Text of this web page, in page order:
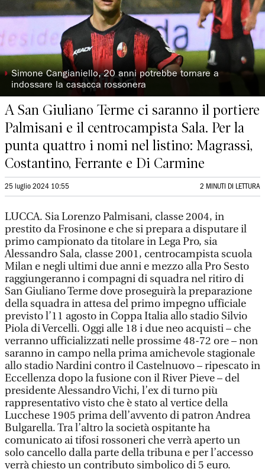
◗Simone Cangianiello, 20 anni potrebbe tornare a
indossare la casacca rossonera
A San Giuliano Terme ci saranno il portiere
Palmisani e il centrocampista Sala. Per la
punta quattro i nomi nel listino: Magrassi,
Costantino, Ferrante e Di Carmine
25 luglio 2024 10:55 2 MINUTI DI LETTURA
LUCCA. Sia Lorenzo Palmisani, classe 2004, in
prestito da Frosinone e che si prepara a disputare il
primo campionato da titolare in Lega Pro, sia
Alessandro Sala, classe 2001, centrocampista scuola
Milan e negli ultimi due anni e mezzo alla Pro Sesto
raggiungeranno i compagni di squadra nel ritiro di
San Giuliano Terme dove proseguirà la preparazione
della squadra in attesa del primo impegno ufficiale
previsto l’11 agosto in Coppa Italia allo stadio Silvio
Piola di Vercelli. Oggi alle 18 i due neo acquisti – che
verranno ufficializzati nelle prossime 48-72 ore – non
saranno in campo nella prima amichevole stagionale
allo stadio Nardini contro il Castelnuovo – ripescato in
Eccellenza dopo la fusione con il River Pieve – del
presidente Alessandro Vichi, l’ex di turno più
rappresentativo visto che è stato al vertice della
Lucchese 1905 prima dell’avvento di patron Andrea
Bulgarella. Tra l’altro la società ospitante ha
comunicato ai tifosi rossoneri che verrà aperto un
solo cancello dalla parte della tribuna e per l’accesso
verrà chiesto un contributo simbolico di 5 euro.